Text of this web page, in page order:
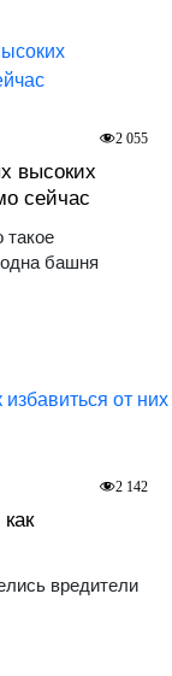
высоких
сейчас
такое
башня
2 055
вредители
2 142